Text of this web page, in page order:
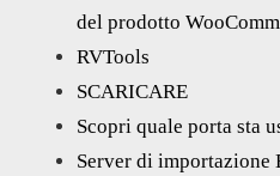
del prodotto
RVTools
SCARICARE
Scopri quale porta sta
Server di